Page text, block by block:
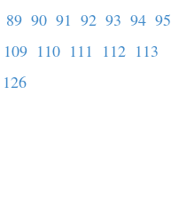
89 90 91 92 93 94 95
109 110 111 112 113
126